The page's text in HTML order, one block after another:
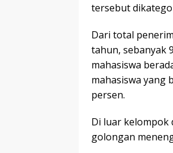
tersebut
Dari total
tahun, sebanyak
mahasiswa
mahasiswa yang
persen.
​Di luar kelompok
golongan